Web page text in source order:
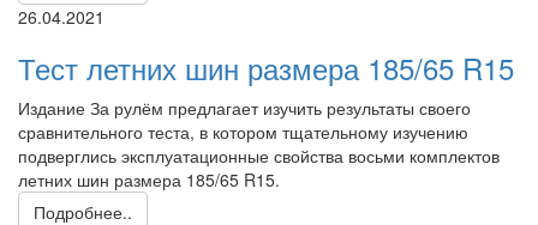
26.04.2021
Тест летних шин размера 185/65 R15
Издание За рулём предлагает изучить результаты своего
сравнительного теста, в котором тщательному изучению
подверглись эксплуатационные свойства восьми комплектов
летних шин размера 185/65 R15.
Подробнее..